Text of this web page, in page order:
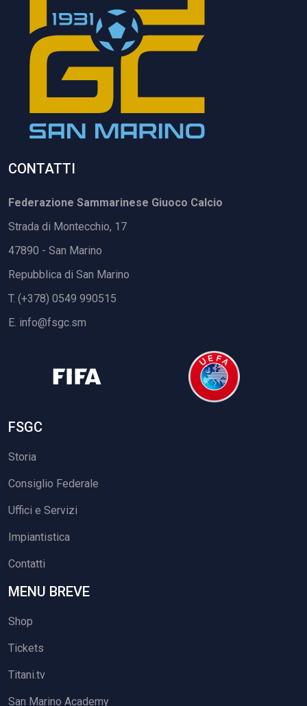
CONTATTI
Federazione Sammarinese Giuoco Calcio
Strada di Montecchio, 17
47890 - San Marino
Repubblica di San Marino
T. (+378) 0549 990515
E. info@fsgc.sm
FSGC
Storia
Consiglio Federale
Uffici e Servizi
Impiantistica
Contatti
MENU BREVE
Shop
Tickets
Titani.tv
San Marino Academy